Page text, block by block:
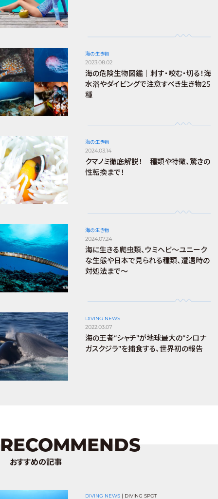
海の生き物
2023.08.02
海の危険生物図鑑｜刺す・咬む・切る！海
水浴やダイビングで注意すべき生き物25
種
海の生き物
2024.03.14
クマノミ徹底解説！ 種類や特徴、驚きの
性転換まで！
海の生き物
2024.07.24
海に生きる爬虫類、ウミヘビ～ユニーク
な生態や日本で見られる種類、遭遇時の
対処法まで～
DIVING NEWS
2022.03.07
海の王者“シャチ”が地球最大の“シロナ
ガスクジラ”を捕食する、世界初の報告
RECOMMENDS
おすすめの記事
DIVING NEWS | DIVING SPOT